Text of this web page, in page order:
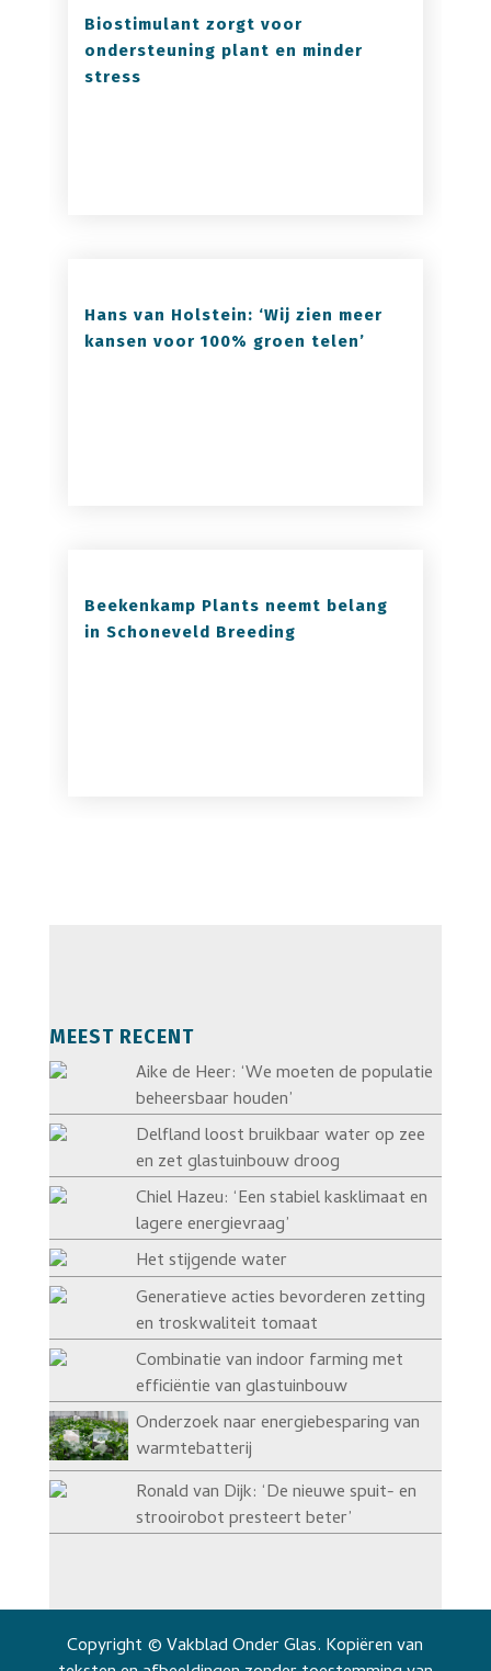
Biostimulant zorgt voor
ondersteuning plant en minder
stress
Hans van Holstein: ‘Wij zien meer
kansen voor 100% groen telen’
Beekenkamp Plants neemt belang
in Schoneveld Breeding
MEEST RECENT
Aike de Heer: ‘We moeten de populatie
beheersbaar houden’
Delfland loost bruikbaar water op zee
en zet glastuinbouw droog
Chiel Hazeu: ‘Een stabiel kasklimaat en
lagere energievraag’
Het stijgende water
Generatieve acties bevorderen zetting
en troskwaliteit tomaat
Combinatie van indoor farming met
efficiëntie van glastuinbouw
Onderzoek naar energiebesparing van
warmtebatterij
Ronald van Dijk: ‘De nieuwe spuit- en
strooirobot presteert beter’
Copyright © Vakblad Onder Glas. Kopiëren van